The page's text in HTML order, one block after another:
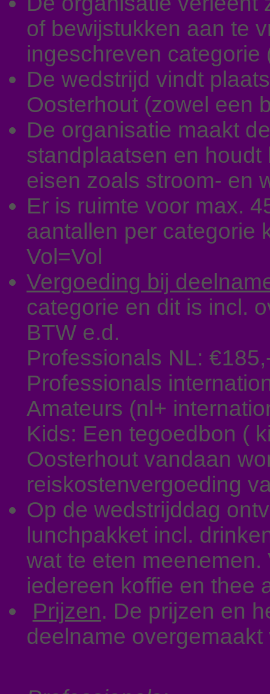
of bewijstukken aan te
ingeschreven categorie
De wedstrijd vindt
Oosterhout (zowel een
De organisatie maakt
standplaatsen en
eisen zoals stroom- en
Er is ruimte voor max.
aantallen per categorie
Vol=Vol
Vergoeding bij
categorie en dit is incl.
BTW e.d.
Professionals NL:
Professionals
Amateurs (nl+
Kids: Een tegoedbon (
Oosterhout vandaan
reiskostenvergoeding
Op de wedstrijddag
lunchpakket incl.
wat te eten
iedereen koffie en thee
Prijzen. De prijzen en
deelname